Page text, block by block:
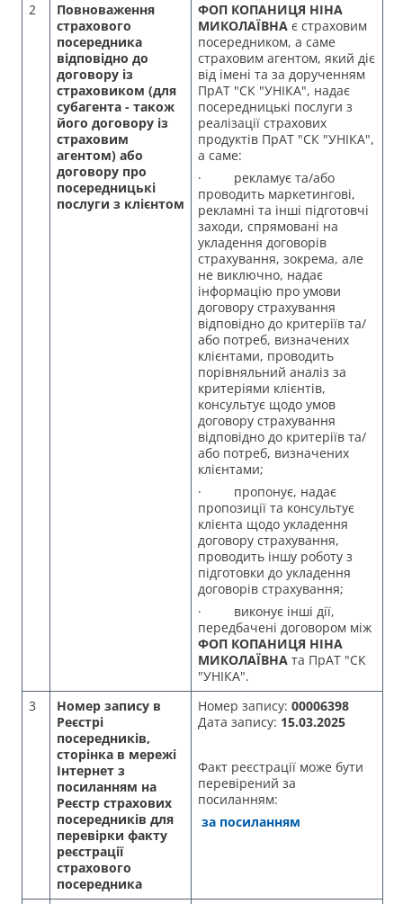
2
Повноваження
страхового
посередника
відповідно до
договору із
страховиком (для
субагента - також
його договору із
страховим
агентом) або
договору про
посередницькі
послуги з клієнтом
ФОП КОПАНИЦЯ НІНА
МИКОЛАЇВНА є страховим
посередником, а саме
страховим агентом, який діє
від імені та за дорученням
ПрАТ "СК "УНІКА", надає
посередницькі послуги з
реалізації страхових
продуктів ПрАТ "СК "УНІКА",
а саме:
· рекламує та/або
проводить маркетингові,
рекламні та інші підготовчі
заходи, спрямовані на
укладення договорів
страхування, зокрема, але
не виключно, надає
інформацію про умови
договору страхування
відповідно до критеріїв та/
або потреб, визначених
клієнтами, проводить
порівняльний аналіз за
критеріями клієнтів,
консультує щодо умов
договору страхування
відповідно до критеріїв та/
або потреб, визначених
клієнтами;
· пропонує, надає
пропозиції та консультує
клієнта щодо укладення
договору страхування,
проводить іншу роботу з
підготовки до укладення
договорів страхування;
· виконує інші дії,
передбачені договором між
ФОП КОПАНИЦЯ НІНА
МИКОЛАЇВНА та ПрАТ "СК
"УНІКА".
3
Номер запису в
Реєстрі
посередників,
сторінка в мережі
Інтернет з
посиланням на
Реєстр страхових
посередників для
перевірки факту
реєстрації
страхового
посередника
Номер запису: 00006398
Дата запису: 15.03.2025
Факт реєстрації може бути
перевірений за
посиланням:
за посиланням